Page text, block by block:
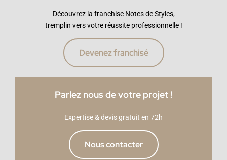
Découvrez la franchise Notes de Styles,
tremplin vers votre réussite professionnelle !
Devenez franchisé
Parlez nous de votre projet !
Expertise & devis gratuit en 72h
Nous contacter